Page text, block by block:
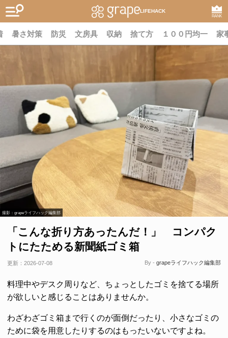
LIFEHACK
RANK
暑さ対策 防災 文房具 収納 捨て方 １００円均一 家
撮影：grapeライフハック編集部
「こんな折り方あったんだ！」 コンパク
トにたためる新聞紙ゴミ箱
更新： 2026-07-08 By - grapeライフハック編集部
料理中やデスク周りなど、ちょっとしたゴミを捨てる場所
が欲しいと感じることはありませんか。
わざわざゴミ箱まで行くのが面倒だったり、小さなゴミの
ために袋を用意したりするのはもったいないですよね。